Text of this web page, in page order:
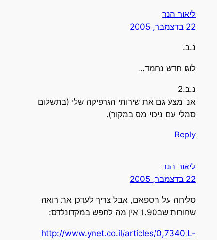
ליאור הנר
22 בדצמבר, 2005
נ.ב.
לוגו חדש נחמד…
נ.ב.2
אני מצע גם את שירותי הגרפיקה שלי (בתשלום
סמלי עם ניכוי מס במקור).
Reply
ליאור הנר
22 בדצמבר, 2005
סליחה על הספאם, אבל צריך לעדכן את רואה
שחורות שב1.90 אין מה לחפש במקדונלדס:
http://www.ynet.co.il/articles/0,7340,L-